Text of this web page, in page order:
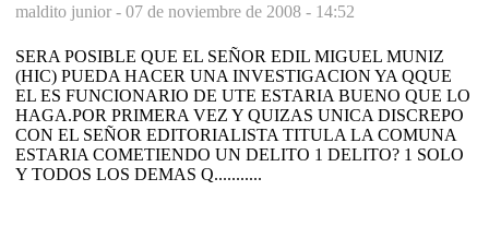
maldito junior - 07 de noviembre de 2008 - 14:52
SERA POSIBLE QUE EL SEÑOR EDIL MIGUEL MUNIZ
(HIC) PUEDA HACER UNA INVESTIGACION YA QQUE
EL ES FUNCIONARIO DE UTE ESTARIA BUENO QUE LO
HAGA.POR PRIMERA VEZ Y QUIZAS UNICA DISCREPO
CON EL SEÑOR EDITORIALISTA TITULA LA COMUNA
ESTARIA COMETIENDO UN DELITO 1 DELITO? 1 SOLO
Y TODOS LOS DEMAS Q...........